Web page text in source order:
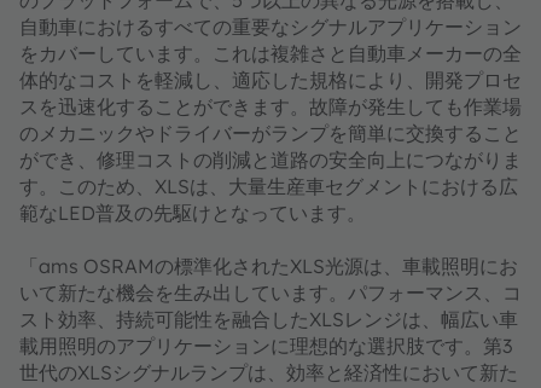
自動車におけるすべての重要なシグナルアプリケーション
をカバーしています。これは複雑さと自動車メーカーの全
体的なコストを軽減し、適応した規格により、開発プロセ
スを迅速化することができます。故障が発生しても作業場
のメカニックやドライバーがランプを簡単に交換すること
ができ、修理コストの削減と道路の安全向上につながりま
す。このため、XLSは、大量生産車セグメントにおける広
範なLED普及の先駆けとなっています。
「ams OSRAMの標準化されたXLS光源は、車載照明にお
いて新たな機会を生み出しています。パフォーマンス、コ
スト効率、持続可能性を融合したXLSレンジは、幅広い車
載用照明のアプリケーションに理想的な選択肢です。第3
世代のXLSシグナルランプは、効率と経済性において新た